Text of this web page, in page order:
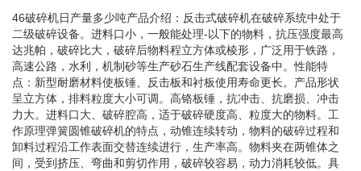
46破碎机日产量多少吨产品介绍：反击式破碎机在破碎系统中处于
二级破碎设备。进料口小，一般能处理-以下的物料，抗压强度最高
达兆帕，破碎比大，破碎后物料程立方体或棱形，广泛用于铁路，
高速公路，水利，机制砂等生产砂石生产线配套设备中。性能特
点：新型耐磨材料使板锤、反击板和衬板使用寿命更长。产品形状
呈立方体，排料粒度大小可调。高铬板锤，抗冲击、抗磨损、冲击
力大。进料口大、破碎腔高，适于破碎硬度高、粒度大的物料。工
作原理弹簧圆锥破碎机的特点，动锥连续转动，物料的破碎过程和
卸料过程沿工作表面交替连续进行，生产率高。物料夹在两锥体之
间，受到挤压、弯曲和剪切作用，破碎较容易，动力消耗较低。具